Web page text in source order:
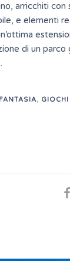
arricchiti con
e elementi
di un parco
,